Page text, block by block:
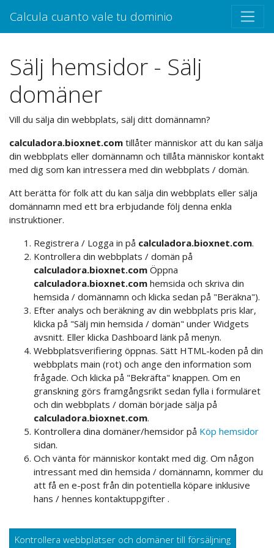
Calcula cuanto vale tu dominio
Sälj hemsidor - Sälj
domäner
Vill du sälja din webbplats, sälj ditt domännamn?
calculadora.bioxnet.com tillåter människor att du kan sälja
din webbplats eller domännamn och tillåta människor kontakt
med dig som kan intressera med din webbplats / domän.
Att berätta för folk att du kan sälja din webbplats eller sälja
domännamn med ett bra erbjudande följ denna enkla
instruktioner.
Registrera / Logga in på calculadora.bioxnet.com.
Kontrollera din webbplats / domän på
calculadora.bioxnet.com Öppna
calculadora.bioxnet.com hemsida och skriva din
hemsida / domännamn och klicka sedan på "Beräkna").
Efter analys och beräkning av din webbplats pris klar,
klicka på "Sälj min hemsida / domän" under Widgets
avsnitt. Eller klicka Dashboard länk på menyn.
Webbplatsverifiering öppnas. Sätt HTML-koden på din
webbplats main (rot) och ange den information som
frågade. Och klicka på "Bekräfta" knappen. Om en
granskning görs framgångsrikt sedan fylla i formuläret
och din webbplats / domän började sälja på
calculadora.bioxnet.com.
Kontrollera dina domäner/hemsidor på Köp hemsidor
sidan.
Och vänta för människor kontakt med dig. Om någon
intressant med din hemsida / domännamn, kommer du
att få en e-post från din potentiella köpare inklusive
hans / hennes kontaktuppgifter .
Kontrollera webbplatser och domäner till försäljning